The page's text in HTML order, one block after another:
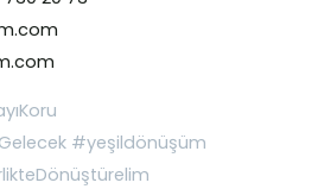
#yeşildönüşüm